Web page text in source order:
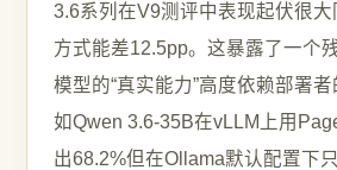
3.6系列在V9测评中表现起伏很
方式能差12.5pp。这暴露了一个
模型的“真实能力”高度依赖部署
如Qwen 3.6-35B在vLLM上用
出68.2%但在Ollama默认配置下